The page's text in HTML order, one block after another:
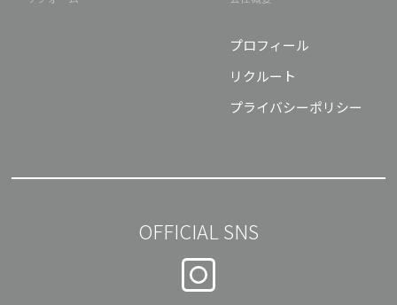
プロフィール
リクルート
プライバシーポリシー
OFFICIAL SNS